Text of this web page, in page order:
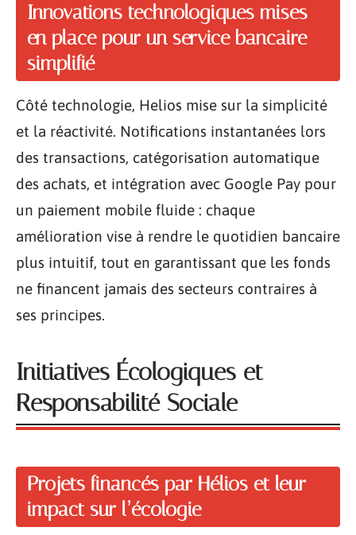
Innovations technologiques mises
en place pour un service bancaire
simplifié
Côté technologie, Helios mise sur la simplicité
et la réactivité. Notifications instantanées lors
des transactions, catégorisation automatique
des achats, et intégration avec Google Pay pour
un paiement mobile fluide : chaque
amélioration vise à rendre le quotidien bancaire
plus intuitif, tout en garantissant que les fonds
ne financent jamais des secteurs contraires à
ses principes.
Initiatives Écologiques et
Responsabilité Sociale
Projets financés par Hélios et leur
impact sur l’écologie